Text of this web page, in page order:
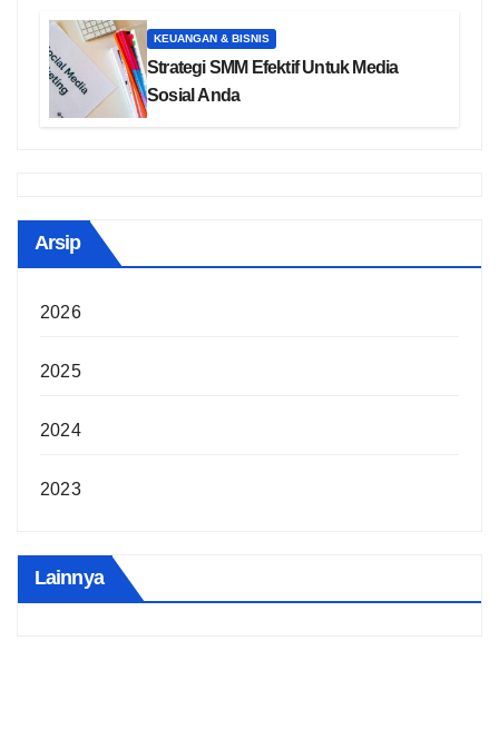
KEUANGAN & BISNIS
Strategi SMM Efektif Untuk Media
Sosial Anda
Arsip
2026
2025
2024
2023
Lainnya